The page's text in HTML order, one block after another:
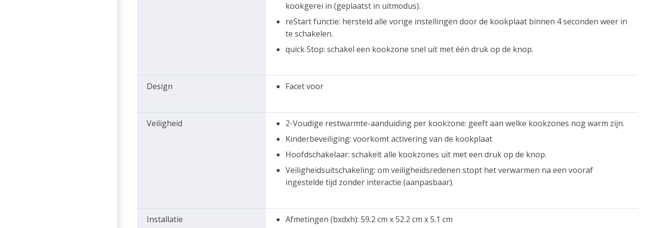
kookgerei in (geplaatst in uitmodus).
reStart functie: hersteld alle vorige instellingen door de kookplaat binnen 4 seconden weer in
te schakelen.
quick Stop: schakel een kookzone snel uit met één druk op de knop.
Design Facet voor
Veiligheid
2-Voudige restwarmte-aanduiding per kookzone: geeft aan welke kookzones nog warm zijn.
Kinderbeveiliging: voorkomt activering van de kookplaat
Hoofdschakelaar: schakelt alle kookzones uit met een druk op de knop.
Veiligheidsuitschakeling: om veiligheidsredenen stopt het verwarmen na een vooraf
ingestelde tijd zonder interactie (aanpasbaar).
Installatie
Afmetingen (bxdxh): 59.2 cm x 52.2 cm x 5.1 cm